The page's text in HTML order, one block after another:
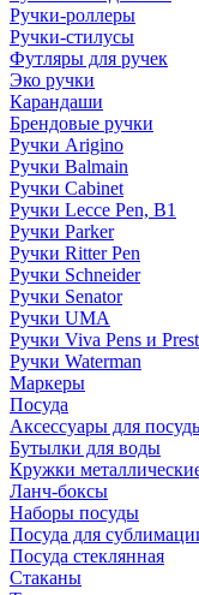
Ручки-роллеры
Ручки-стилусы
Футляры для ручек
Эко ручки
Карандаши
Брендовые ручки
Ручки Arigino
Ручки Balmain
Ручки Cabinet
Ручки Lecce Pen, B1
Ручки Parker
Ручки Ritter Pen
Ручки Schneider
Ручки Senator
Ручки UMA
Ручки Viva Pens и
Ручки Waterman
Маркеры
Посуда
Аксессуары для
Бутылки для воды
Кружки
Ланч-боксы
Наборы посуды
Посуда для
Посуда стеклянная
Стаканы